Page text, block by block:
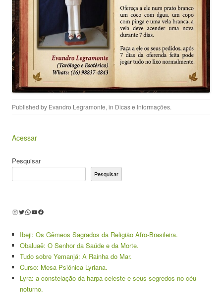
Published by Evandro Legramonte, in Dicas e Informações.
Acessar
Pesquisar
Pesquisar
Instagram
Twitter
WhatsApp
Youtube
Facebook
Ibeji: Os Gêmeos Sagrados da Religião Afro-Brasileira.
Obaluaê: O Senhor da Saúde e da Morte.
Tudo sobre Yemanjá: A Rainha do Mar.
Curso: Mesa Psiônica Lyriana.
Lyra: a constelação da harpa celeste e seus segredos no céu
noturno.